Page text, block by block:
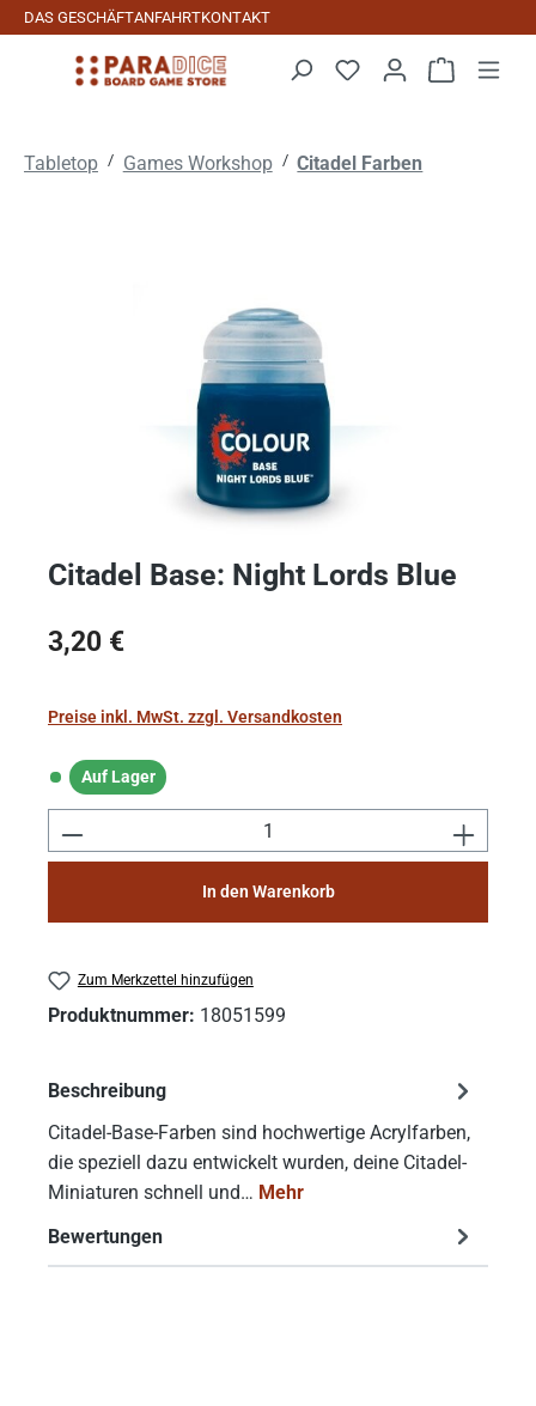
Zum Hauptinhalt springen
DAS GESCHÄFTANFAHRTKONTAKT
Tabletop / Games Workshop / Citadel Farben
Citadel Base: Night Lords Blue
Regulärer Preis:
3,20 €
Preise inkl. MwSt. zzgl. Versandkosten
Auf Lager
Auf Lager
Produkt Anzahl: Gib den gewünschten
In den Warenkorb
Zum Merkzettel hinzufügen
Produktnummer: 18051599
Beschreibung
Citadel-Base-Farben sind hochwertige Acrylfarben,
die speziell dazu entwickelt wurden, deine Citadel-
Miniaturen schnell und… Mehr
Bewertungen